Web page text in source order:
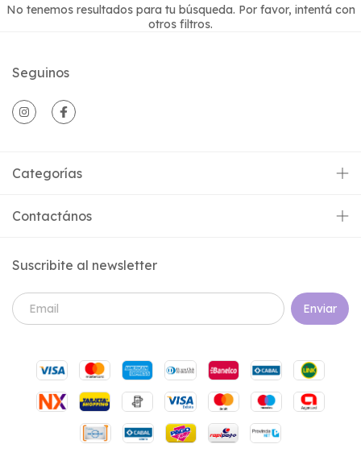
No tenemos resultados para tu búsqueda. Por favor, intentá con
otros filtros.
Seguinos
Categorías
Contactános
Suscribite al newsletter